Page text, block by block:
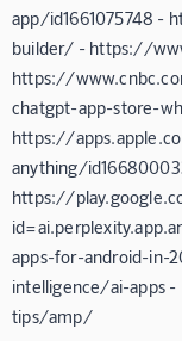
app/id1661075748 -
builder/ - https://
https://
chatgpt-app-store-
https://
anything/
https://
apps-for-android-
intelligence/ai-apps
tips/amp/